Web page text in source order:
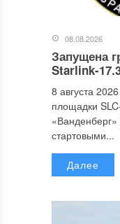
08.08.2026
Запущена
Starlink-
8 августа
площадки
стартовыми...
Далее